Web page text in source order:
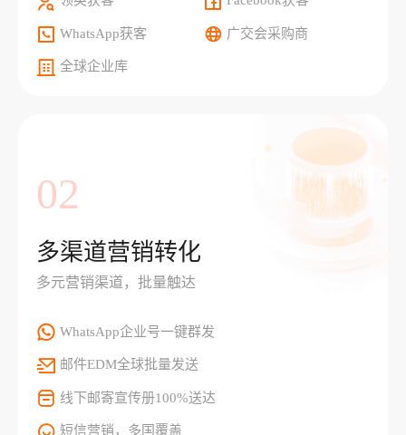
WhatsApp获客 广交会采购商
全球企业库
02
多渠道营销转化
多元营销渠道，批量触达
WhatsApp企业号一键群发
邮件EDM全球批量发送
线下邮寄宣传册100%送达
短信营销，多国覆盖